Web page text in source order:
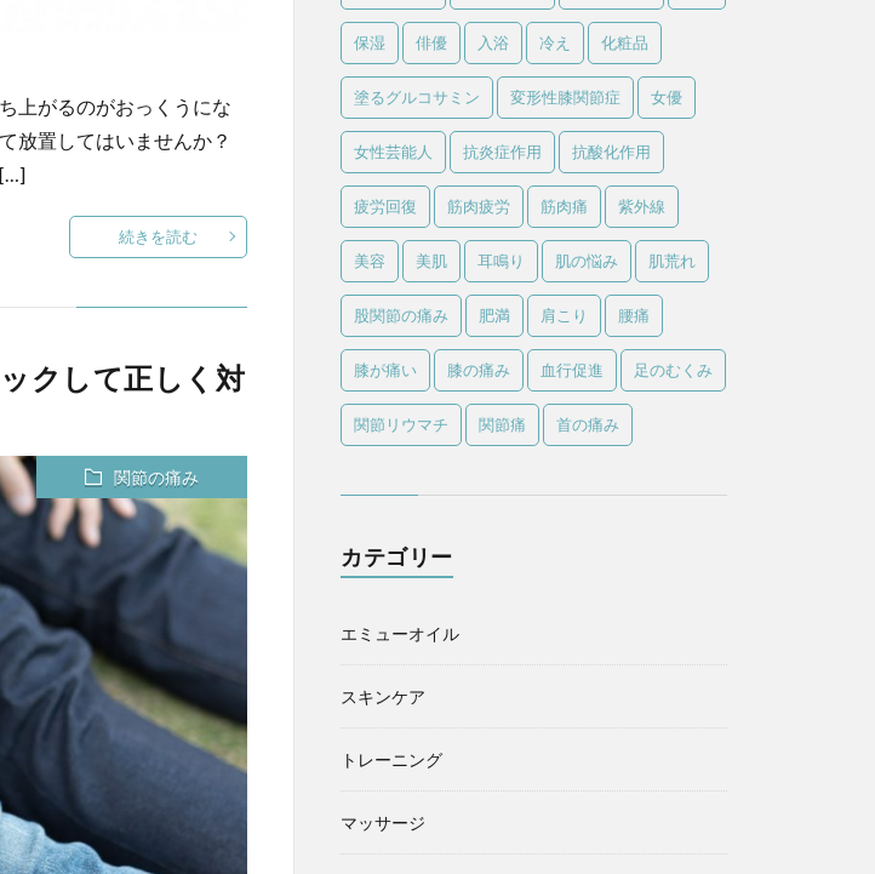
上がるのがおっくうにな
放置してはいませんか？
続きを読む
クして正しく対
関節の痛み
保湿 俳優 入浴 冷え 化粧品
塗るグルコサミン 変形性膝関節症 女優
女性芸能人 抗炎症作用 抗酸化作用
疲労回復 筋肉疲労 筋肉痛 紫外線
美容 美肌 耳鳴り 肌の悩み 肌荒れ
股関節の痛み 肥満 肩こり 腰痛
膝が痛い 膝の痛み 血行促進 足のむくみ
関節リウマチ 関節痛 首の痛み
カテゴリー
エミューオイル
スキンケア
トレーニング
マッサージ